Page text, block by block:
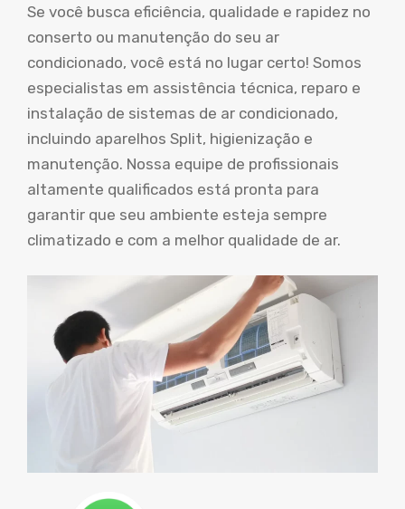
Se você busca eficiência, qualidade e rapidez no
conserto ou manutenção do seu ar
condicionado, você está no lugar certo! Somos
especialistas em assistência técnica, reparo e
instalação de sistemas de ar condicionado,
incluindo aparelhos Split, higienização e
manutenção. Nossa equipe de profissionais
altamente qualificados está pronta para
garantir que seu ambiente esteja sempre
climatizado e com a melhor qualidade de ar.